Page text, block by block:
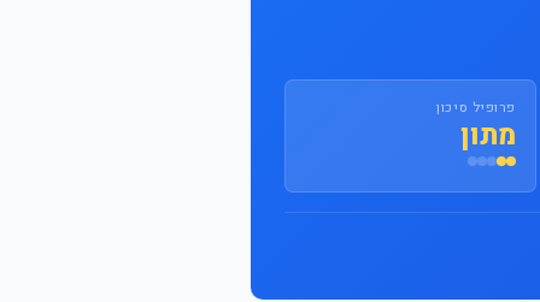
אודות גמל טופ
פרופיל סיכון
מתון